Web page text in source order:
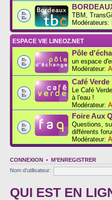
TBM,
Modérateurs:
ESPACE VIE LINEOZ.NET
Pôle
un espace
Modérateur:
Café Verde
Le Café
à l'eau !
Modérateur:
Foire Aux
Questions,
différents
Modérateur:
CONNEXION • M’ENREGISTRER
Nom d’utilisateur:
QUI EST EN